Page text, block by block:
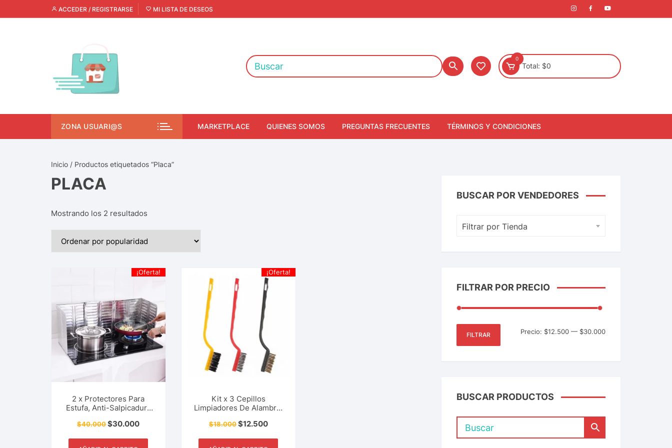
ACCEDER / REGISTRARSE MI LISTA DE DESEOS
0
Total: $0
ZONA USUARI@S MARKETPLACE QUIENES SOMOS PREGUNTAS FRECUENTES TÉRMINOS Y CONDICIONES
Inicio / Productos etiquetados “Placa”
PLACA
Mostrando los 2 resultados
¡Oferta!
2 x Protectores Para
Estufa, Anti-Salpicadura
Deflectora De Alimentos,
Del Hogar, Restaurante Y
$40.000$30.000
¡Oferta!
Kit x 3 Cepillos
Limpiadores De Alambre,
Anti-Suciedad, Utensilio
$18.000$12.500
BUSCAR POR VENDEDORES
Filtrar por Tienda
FILTRAR POR PRECIO
FILTRAR Precio: $12.500 — $30.000
BUSCAR PRODUCTOS